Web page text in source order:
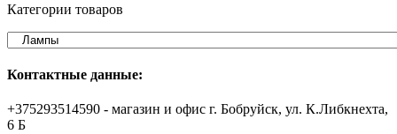
Категории товаров
Контактные данные:
+375293514590 - магазин и офис г. Бобруйск, ул. К.Либкнехта,
6 Б